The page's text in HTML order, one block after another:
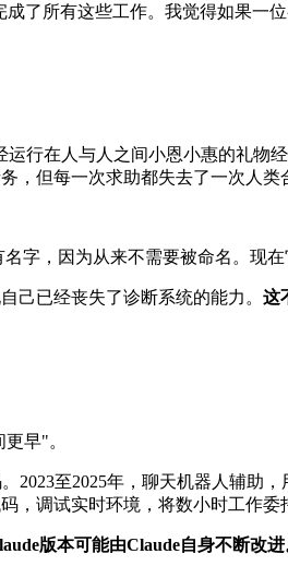
了所有这些工作。我觉得如果一
行在人与人之间小恩小惠的礼物
，但每一次求助都失去了一次人类
字，因为从来不需要被命名。现在
己已经丧失了诊断系统的能力。 这
早"。
至2025年，聊天机器人辅助，
，调试实时环境，将数小时工作委
版本可能由Claude自身不断改进